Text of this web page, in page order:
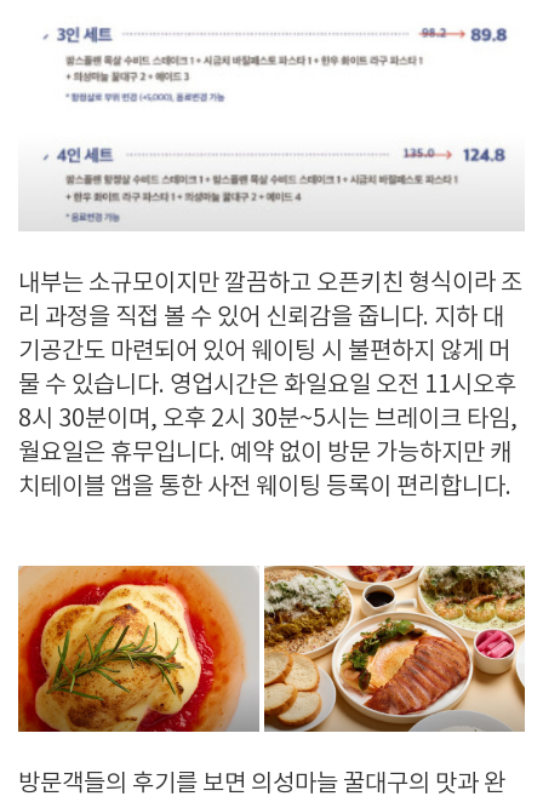
내부는 소규모이지만 깔끔하고 오픈키친 형식이라 조
리 과정을 직접 볼 수 있어 신뢰감을 줍니다. 지하 대
기공간도 마련되어 있어 웨이팅 시 불편하지 않게 머
물 수 있습니다. 영업시간은 화일요일 오전 11시오후
8시 30분이며, 오후 2시 30분~5시는 브레이크 타임,
월요일은 휴무입니다. 예약 없이 방문 가능하지만 캐
치테이블 앱을 통한 사전 웨이팅 등록이 편리합니다.
방문객들의 후기를 보면 의성마늘 꿀대구의 맛과 완